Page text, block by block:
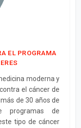
EL PROGRAMA
moderna y
el cáncer de
de 30 años de
programas de
tipo de cáncer